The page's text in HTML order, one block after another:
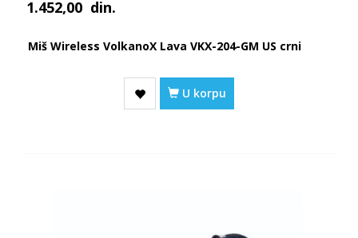
1.452,00 din.
Miš Wireless VolkanoX Lava VKX-204-GM US crni
U korpu